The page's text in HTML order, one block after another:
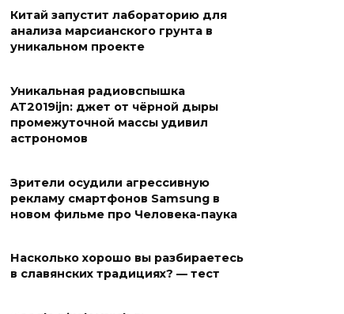
Китай запустит лабораторию для
анализа марсианского грунта в
уникальном проекте
Уникальная радиовспышка
AT2019ijn: джет от чёрной дыры
промежуточной массы удивил
астрономов
Зрители осудили агрессивную
рекламу смартфонов Samsung в
новом фильме про Человека-паука
Насколько хорошо вы разбираетесь
в славянских традициях? — тест